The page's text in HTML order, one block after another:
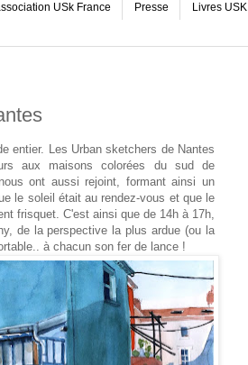
USk France Presse Livres USK
entier. Les Urban sketchers de Nantes
aux maisons colorées du sud de
ont aussi rejoint, formant ainsi un
le soleil était au rendez-vous et que le
frisquet. C'est ainsi que de 14h à 17h,
de la perspective la plus ardue (ou la
à chacun son fer de lance !